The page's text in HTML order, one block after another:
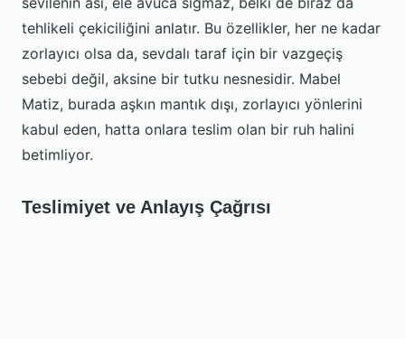
tehlikeli çekiciliğini anlatır. Bu özellikler, her ne kadar
zorlayıcı olsa da, sevdalı taraf için bir vazgeçiş
sebebi değil, aksine bir tutku nesnesidir. Mabel
Matiz, burada aşkın mantık dışı, zorlayıcı yönlerini
kabul eden, hatta onlara teslim olan bir ruh halini
betimliyor.
Teslimiyet ve Anlayış Çağrısı